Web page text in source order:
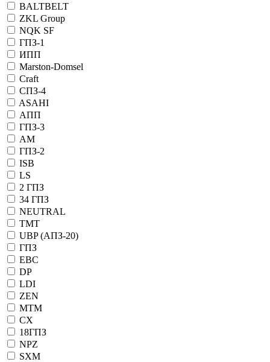
BALTBELT
ZKL Group
NQK SF
ГПЗ-1
ИПП
Marston-Domsel
Craft
СПЗ-4
ASAHI
АПП
ГПЗ-3
АМ
ГПЗ-2
ISB
LS
2 ГПЗ
34 ГПЗ
NEUTRAL
TMT
UBP (АПЗ-20)
ГПЗ
EBC
DP
LDI
ZEN
MTM
CX
18ГПЗ
NPZ
SXM